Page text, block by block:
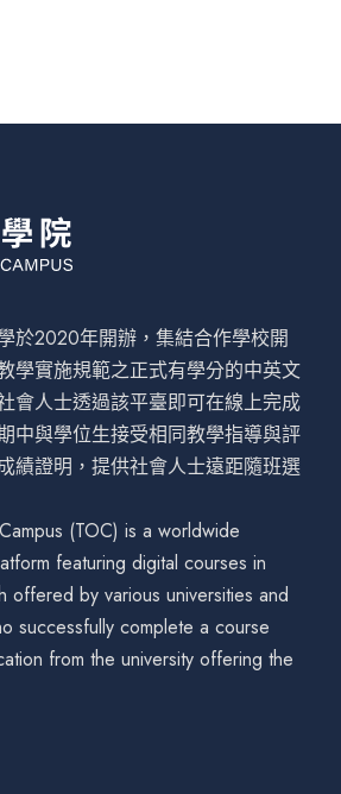
於2020年開辦，集結合作學校開
學實施規範之正式有學分的中英文
會人士透過該平臺即可在線上完成
中與學位生接受相同教學指導與評
績證明，提供社會人士遠距隨班選
(TOC) is a worldwide
featuring digital courses in
offered by various universities and
successfully complete a course
from the university offering the